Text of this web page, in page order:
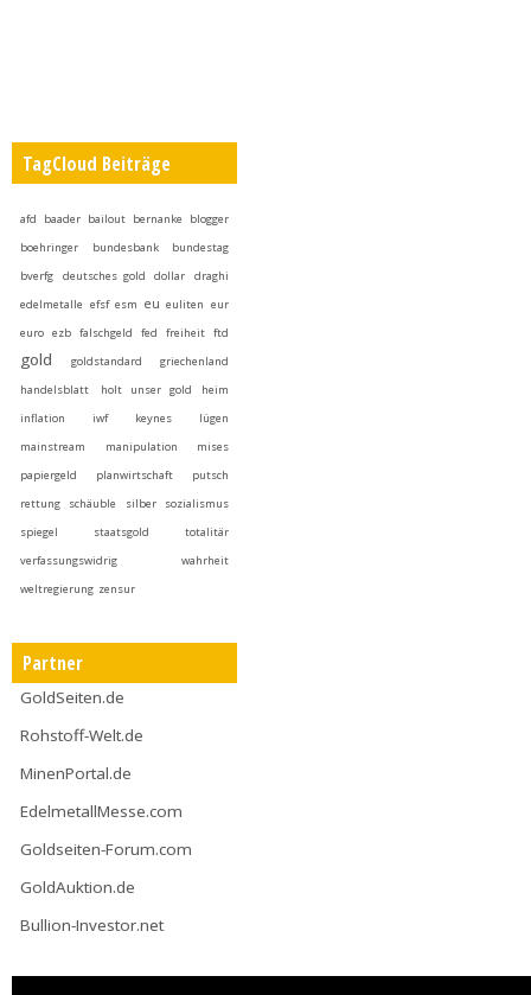
TagCloud Beiträge
afd baader bailout bernanke
blogger
boehringer
bundesbank
bundestag
bverfg
deutsches gold dollar
draghi
edelmetalle efsf esm eu euliten eur
euro ezb falschgeld fed freiheit ftd
gold goldstandard
griechenland
handelsblatt
holt unser gold heim
inflation
iwf keynes
lügen
mainstream
manipulation
mises
papiergeld
planwirtschaft
putsch
rettung
schäuble silber
sozialismus
spiegel
staatsgold
totalitär
verfassungswidrig
wahrheit
weltregierung zensur
Partner
GoldSeiten.de
Rohstoff-Welt.de
MinenPortal.de
EdelmetallMesse.com
Goldseiten-Forum.com
GoldAuktion.de
Bullion-Investor.net